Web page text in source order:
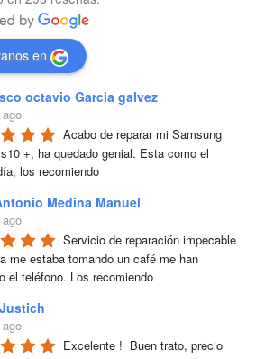
en
octavio Garcia galvez
Acabo de reparar mi Samsung
+, ha quedado genial. Esta como el
los recomiendo
Medina Manuel
Servicio de reparación impecable
me estaba tomando un café me han
el teléfono. Los recomiendo
Excelente !  Buen trato, precio